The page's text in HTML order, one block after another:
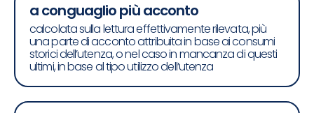
a conguaglio più acconto
calcolata sulla lettura effettivamente rilevata, più
una parte di acconto attribuita in base ai consumi
storici dell’utenza, o nel caso in mancanza di questi
ultimi, in base al tipo utilizzo dell’utenza